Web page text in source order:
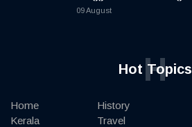
09 August
Hot Topics
H
Home
Kerala
History
Travel